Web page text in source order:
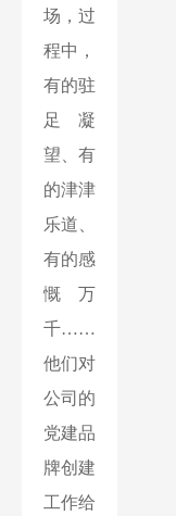
场，过
程中，
有的驻
足凝
望、有
的津津
乐道、
有的感
慨万
千……
他们对
公司的
党建品
牌创建
工作给